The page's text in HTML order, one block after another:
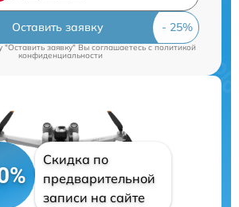
Оставить заявку
"Оставить заявку" Вы соглашаетесь cполитикой
конфиденциальности
Скидка по
предварительной
записи на сайте